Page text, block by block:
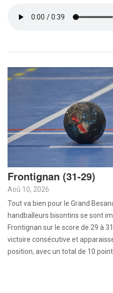
Frontignan (31-29)
Aoû 10, 2026
Tout va bien pour le Grand
handballeurs bisontins se sont
Frontignan sur le score de 29 à
victoire consécutive et
position, avec un total de 10